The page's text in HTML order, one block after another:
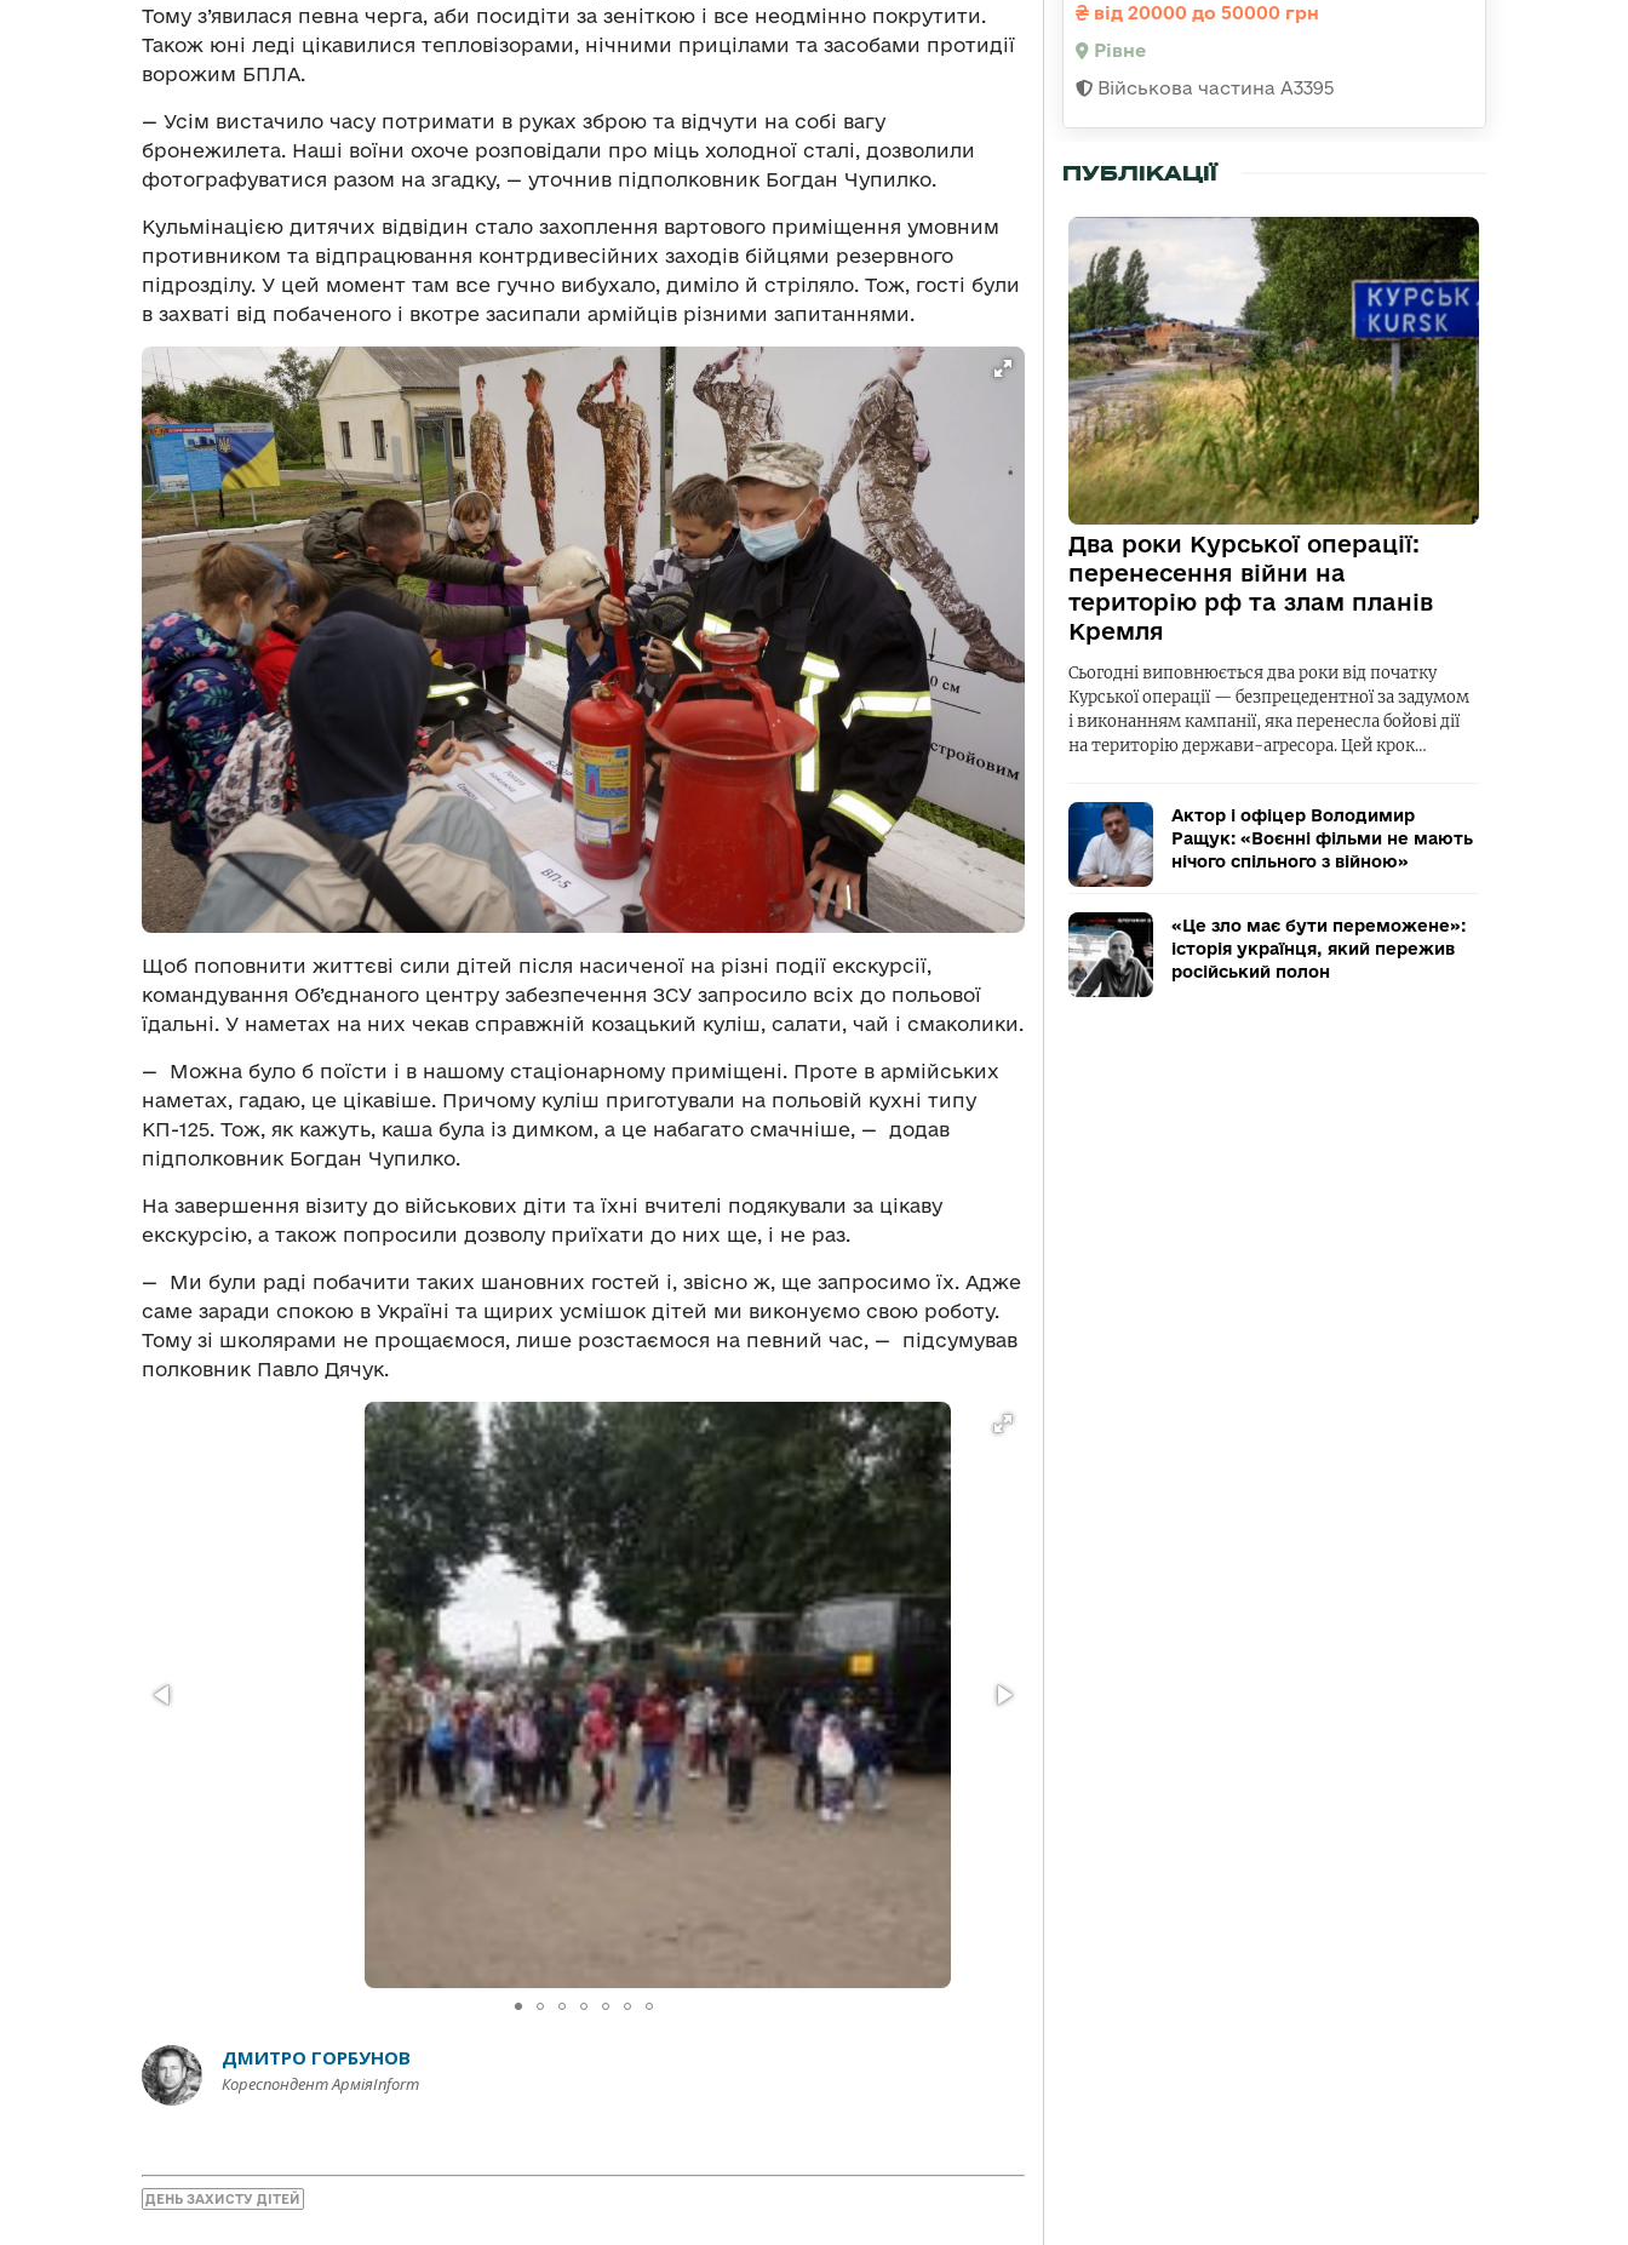
Тому з’явилася певна черга, аби посидіти за зеніткою і все неодмінно покрутити.
Також юні леді цікавилися тепловізорами, нічними прицілами та засобами протидії
ворожим БПЛА.
— Усім вистачило часу потримати в руках зброю та відчути на собі вагу
бронежилета. Наші воїни охоче розповідали про міць холодної сталі, дозволили
фотографуватися разом на згадку, — уточнив підполковник Богдан Чупилко.
Кульмінацією дитячих відвідин стало захоплення вартового приміщення умовним
противником та відпрацювання контрдивесійних заходів бійцями резервного
підрозділу. У цей момент там все гучно вибухало, диміло й стріляло. Тож, гості були
в захваті від побаченого і вкотре засипали армійців різними запитаннями.
Щоб поповнити життєві сили дітей після насиченої на різні події екскурсії,
командування Об’єднаного центру забезпечення ЗСУ запросило всіх до польової
їдальні. У наметах на них чекав справжній козацький куліш, салати, чай і смаколики.
— Можна було б поїсти і в нашому стаціонарному приміщені. Проте в армійських
наметах, гадаю, це цікавіше. Причому куліш приготували на польовій кухні типу
КП-125. Тож, як кажуть, каша була із димком, а це набагато смачніше, — додав
підполковник Богдан Чупилко.
На завершення візиту до військових діти та їхні вчителі подякували за цікаву
екскурсію, а також попросили дозволу приїхати до них ще, і не раз.
— Ми були раді побачити таких шановних гостей і, звісно ж, ще запросимо їх. Адже
саме заради спокою в Україні та щирих усмішок дітей ми виконуємо свою роботу.
Тому зі школярами не прощаємося, лише розстаємося на певний час, — підсумував
полковник Павло Дячук.
ДМИТРО ГОРБУНОВ
Кореспондент АрміяInform
ДЕНЬ ЗАХИСТУ ДІТЕЙ
від 20000 до 50000 грн
Рівне
Військова частина А3395
ПУБЛІКАЦІЇ
Два роки Курської операції:
перенесення війни на
територію рф та злам планів
Кремля
Сьогодні виповнюється два роки від початку
Курської операції — безпрецедентної за задумом
і виконанням кампанії, яка перенесла бойові дії
на територію держави-агресора. Цей крок…
Актор і офіцер Володимир
Ращук: «Воєнні фільми не мають
нічого спільного з війною»
«Це зло має бути переможене»:
історія українця, який пережив
російський полон